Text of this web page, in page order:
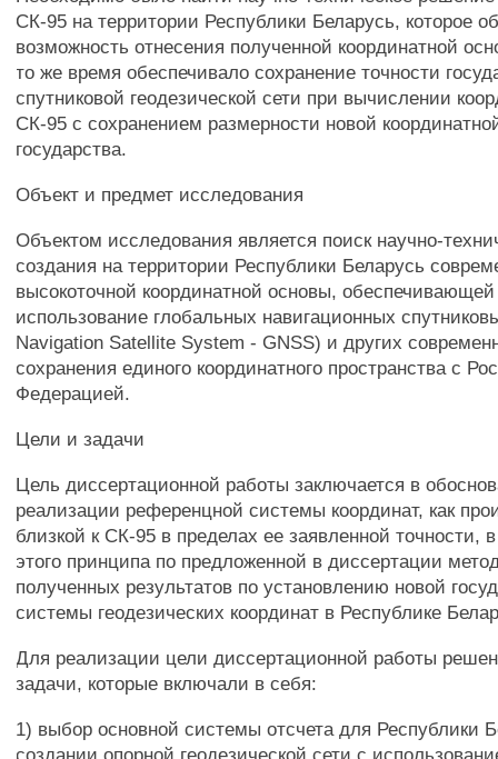
СК-95 на территории Республики Беларусь, которое
возможность отнесения полученной координатной
то же время обеспечивало сохранение точности
спутниковой геодезической сети при вычислении
СК-95 с сохранением размерности новой
государства.
Объект и предмет исследования
Объектом исследования является поиск научно-
создания на территории Республики Беларусь
высокоточной координатной основы,
использование глобальных навигационных
Navigation Satellite System - GNSS) и других
сохранения единого координатного пространства с
Федерацией.
Цели и задачи
Цель диссертационной работы заключается в
реализации референцной системы координат, как
близкой к СК-95 в пределах ее заявленной точности,
этого принципа по предложенной в диссертации
полученных результатов по установлению новой
системы геодезических координат в Республике
Для реализации цели диссертационной работы
задачи, которые включали в себя:
1) выбор основной системы отсчета для Республики
создании опорной геодезической сети с